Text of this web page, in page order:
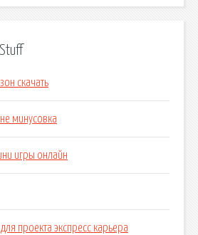
скачать
минусовка
игры онлайн
проекта экспресс карьера